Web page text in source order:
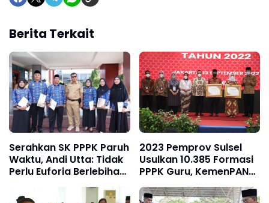
Berita Terkait
Serahkan SK PPPK Paruh
Waktu, Andi Utta: Tidak
Perlu Euforia Berlebihan,
Tapi Tunjukkan
Kinerjanya
2023 Pemprov Sulsel
Usulkan 10.385 Formasi
PPPK Guru, KemenPAN-
RB : Komitmen Pak
Gubernur Sulsel